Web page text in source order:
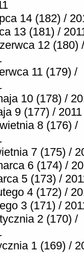
14 (182) /
13 (181) /
12 (180) /
11 (179) /
10 (178) /
9 (177) / 2011
8 (176) /
7 (175) /
6 (174) /
5 (173) /
4 (172) /
3 (171) /
2 (170) /
1 (169) /